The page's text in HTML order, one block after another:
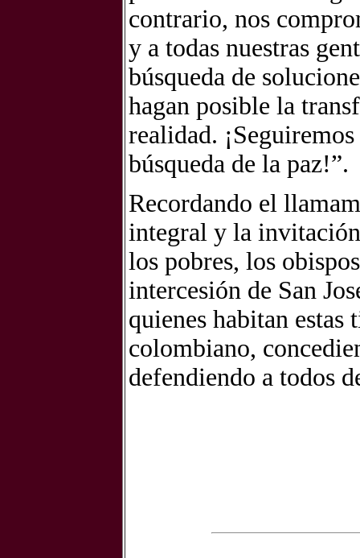
contrario, nos
y a todas nuestras
búsqueda de
hagan posible la
realidad.
búsqueda de la paz!”.
Recordando el
integral y la
los pobres, los
intercesión de San
quienes habitan
colombiano,
defendiendo a todos